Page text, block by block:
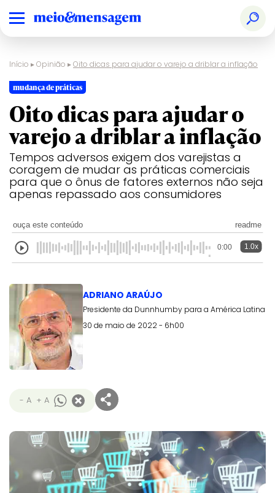
Início ▸Opinião ▸Oito dicas para ajudar o varejo a driblar a inflação
mudança de práticas
Oito dicas para ajudar o
varejo a driblar a inflação
Tempos adversos exigem dos varejistas a
coragem de mudar as práticas comerciais
para que o ônus de fatores externos não seja
apenas repassado aos consumidores
ouça este conteúdo readme
0:00 1.0x
ADRIANO ARAÚJO
Presidente da Dunnhumby para a América Latina
30 de maio de 2022 - 6h00
- A + A